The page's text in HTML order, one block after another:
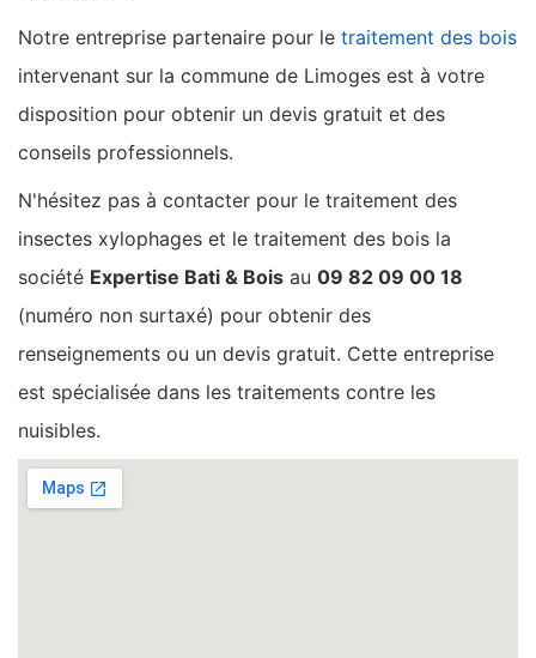
Notre entreprise partenaire pour le traitement des bois
intervenant sur la commune de Limoges est à votre
disposition pour obtenir un devis gratuit et des
conseils professionnels.
N'hésitez pas à contacter pour le traitement des
insectes xylophages et le traitement des bois la
société Expertise Bati & Bois au 09 82 09 00 18
(numéro non surtaxé) pour obtenir des
renseignements ou un devis gratuit. Cette entreprise
est spécialisée dans les traitements contre les
nuisibles.